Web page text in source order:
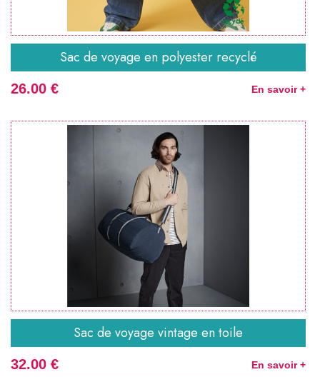
Sac de voyage en polyester recyclé
26.00 € En savoir +
Sac de voyage vintage en toile
32.00 € En savoir +